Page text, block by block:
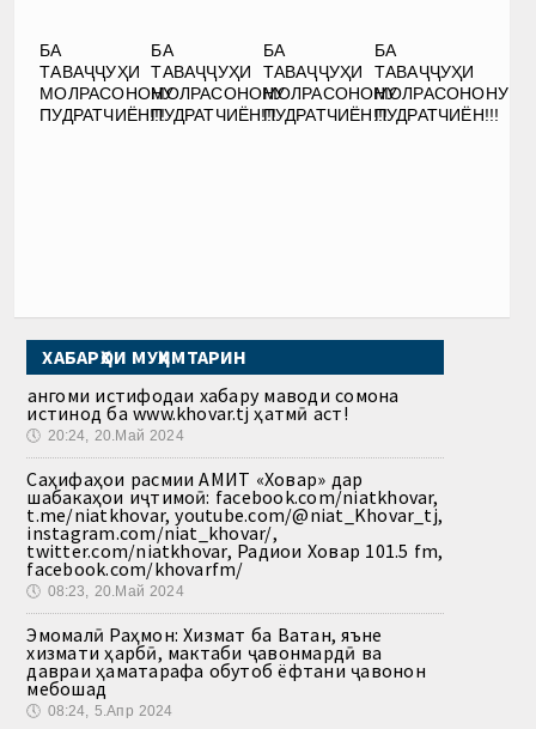
БА
ТАВАҶҶУҲИ
МОЛРАСОНОНУ
ПУДРАТЧИЁН!!!
БА
ТАВАҶҶУҲИ
МОЛРАСОНОНУ
ПУДРАТЧИЁН!!!
БА
ТАВАҶҶУҲИ
МОЛРАСОНОНУ
ПУДРАТЧИЁН!!!
БА
ТАВАҶҶУҲИ
МОЛРАСОНОНУ
ПУДРАТЧИЁН!!!
ХАБАРҲОИ МУҲИМТАРИН
Ҳангоми истифодаи хабару маводи сомона
истинод ба www.khovar.tj ҳатмӣ аст!
🕔 20:24, 20.Май 2024
Саҳифаҳои расмии АМИТ «Ховар» дар
шабакаҳои иҷтимоӣ: facebook.com/niatkhovar,
t.me/niatkhovar, youtube.com/@niat_Khovar_tj,
instagram.com/niat_khovar/,
twitter.com/niatkhovar, Радиои Ховар 101.5 fm,
facebook.com/khovarfm/
🕔 08:23, 20.Май 2024
Эмомалӣ Раҳмон: Хизмат ба Ватан, яъне
хизмати ҳарбӣ, мактаби ҷавонмардӣ ва
давраи ҳаматарафа обутоб ёфтани ҷавонон
мебошад
🕔 08:24, 5.Апр 2024